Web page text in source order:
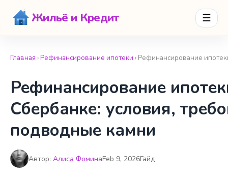
Жильё и Кредит ☰
Главная ›Рефинансирование ипотеки › Рефинансирование
Рефинансирование
Сбербанке: условия,
подводные камни
Автор: Алиса ФоминаFeb 9, 2026Гайд